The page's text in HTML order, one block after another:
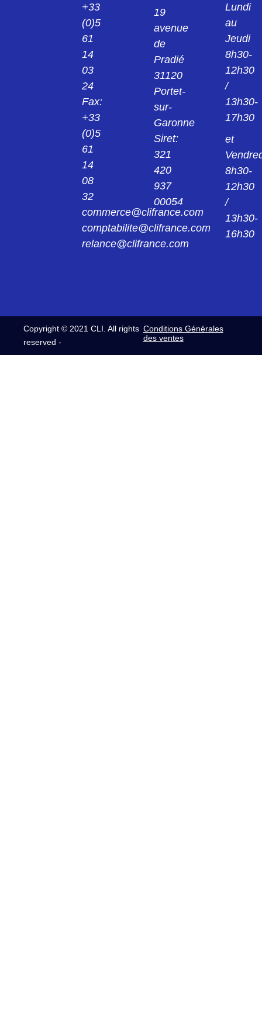
+33
(0)5
61
14
03
24
Fax:
+33
(0)5
61
14
08
32
commerce@clifrance.com
comptabilite@clifrance.com
relance@clifrance.com
19
avenue
de
Pradié
31120
Portet-
sur-
Garonne
Siret:
321
420
937
00054
Lundi
au
Jeudi
8h30-
12h30
/
13h30-
17h30
et
8h30-
12h30
/
13h30-
16h30
Copyright © 2021 CLI. All rights
reserved -
Conditions Générales
des ventes